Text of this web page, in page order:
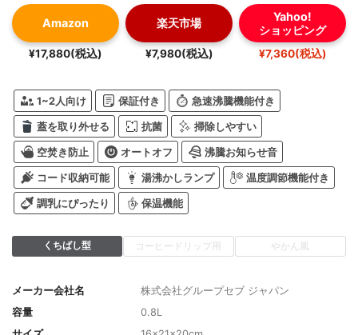
Amazon
¥17,880(税込)
楽天市場
¥7,980(税込)
Yahoo!
ショッピング
¥7,360(税込)
1~2人向け 保証付き 急速沸騰機能付き
蓋を取り外せる 抗菌 掃除しやすい
空焚き防止 オートオフ 沸騰お知らせ音
コード収納可能 湯沸かしランプ 温度調節機能付き
調乳にぴったり 保温機能
くちばし型 コーヒードリップ用 やかん風
メーカー会社名
株式会社グループセブ ジャパン
容量
0.8L